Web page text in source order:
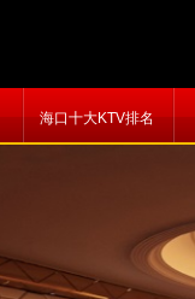
海口十大KTV排名